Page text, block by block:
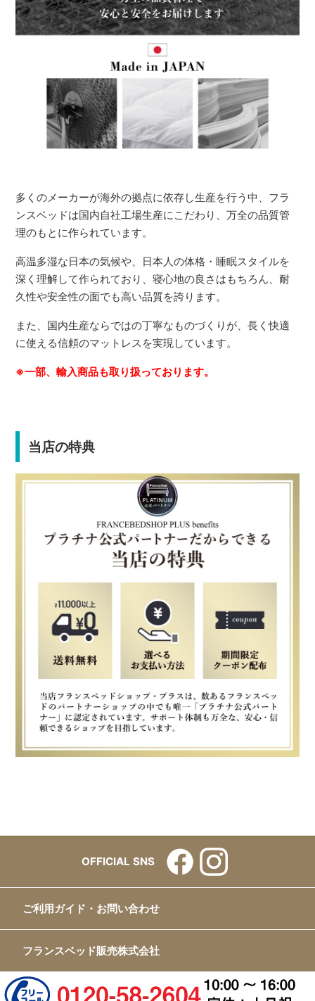
多くのメーカーが海外の拠点に依存し生産を行う中、フラ
ンスベッドは国内自社工場生産にこだわり、万全の品質管
理のもとに作られています。
高温多湿な日本の気候や、日本人の体格・睡眠スタイルを
深く理解して作られており、寝心地の良さはもちろん、耐
久性や安全性の面でも高い品質を誇ります。
また、国内生産ならではの丁寧なものづくりが、長く快適
に使える信頼のマットレスを実現しています。
※一部、輸入商品も取り扱っております。
当店の特典
OFFICIAL SNS
ご利用ガイド・お問い合わせ
フランスベッド販売株式会社